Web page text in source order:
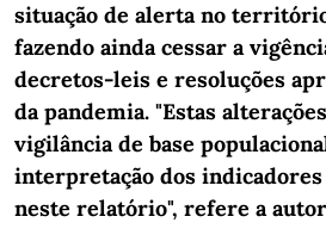
situação de alerta no
fazendo ainda cessar a
decretos-leis e resoluções
da pandemia. "Estas
vigilância de base
interpretação dos
neste relatório", refere a